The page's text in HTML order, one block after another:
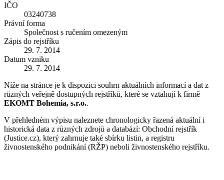
IČO
03240738
Právní forma
Společnost s ručením omezeným
Zápis do rejstříku
29. 7. 2014
Datum vzniku
29. 7. 2014
Níže na stránce je k dispozici souhrn aktuálních informací a dat z
různých veřejně dostupných rejstříků, které se vztahují k firmě
EKOMT Bohemia, s.r.o..
V přehledném výpisu naleznete chronologicky řazená aktuální i
historická data z různých zdrojů a databází: Obchodní rejstřík
(Justice.cz), který zahrnuje také sbírku listin, a registru
živnostenského podnikání (RŽP) neboli živnostenského rejstříku.